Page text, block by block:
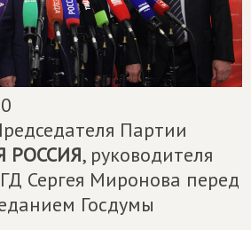
Партии
РОССИЯ, руководителя
Сергея Миронова перед
Госдумы